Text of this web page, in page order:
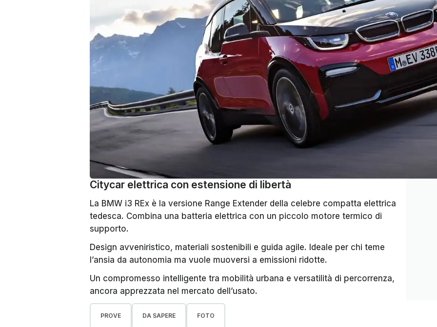
Citycar elettrica con estensione di libertà
La BMW i3 REx è la versione Range Extender della celebre compatta elettrica
tedesca. Combina una batteria elettrica con un piccolo motore termico di
supporto.
Design avveniristico, materiali sostenibili e guida agile. Ideale per chi teme
l’ansia da autonomia ma vuole muoversi a emissioni ridotte.
Un compromesso intelligente tra mobilità urbana e versatilità di percorrenza,
ancora apprezzata nel mercato dell’usato.
PROVE DA SAPERE FOTO